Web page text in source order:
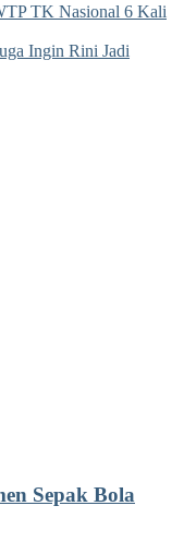
TK Nasional 6 Kali
Ingin Rini Jadi
Sepak Bola